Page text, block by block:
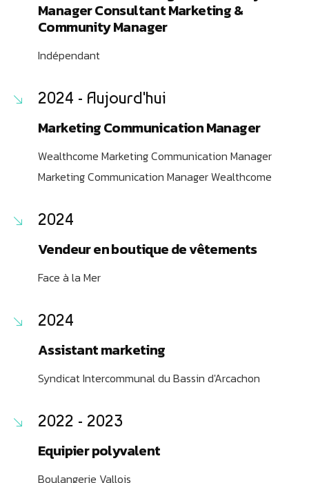
Manager Consultant Marketing &
Community Manager
Indépendant
2024 - Aujourd'hui
Marketing Communication Manager
Wealthcome Marketing Communication Manager
Marketing Communication Manager Wealthcome
2024
Vendeur en boutique de vêtements
Face à la Mer
2024
Assistant marketing
Syndicat Intercommunal du Bassin d'Arcachon
2022 - 2023
Equipier polyvalent
Boulangerie Vallois